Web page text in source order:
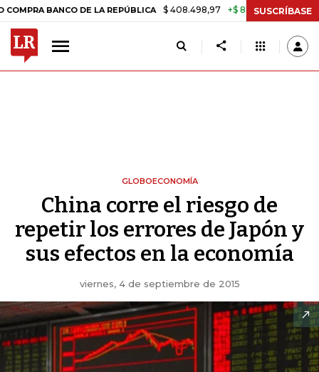
BANCO DE LA REPÚBLICA $ 408.498,97 +$ 8.753,81 +2,19%
SUSCRÍBASE
GLOBOECONOMÍA
China corre el riesgo de
repetir los errores de Japón y
sus efectos en la economía
viernes, 4 de septiembre de 2015